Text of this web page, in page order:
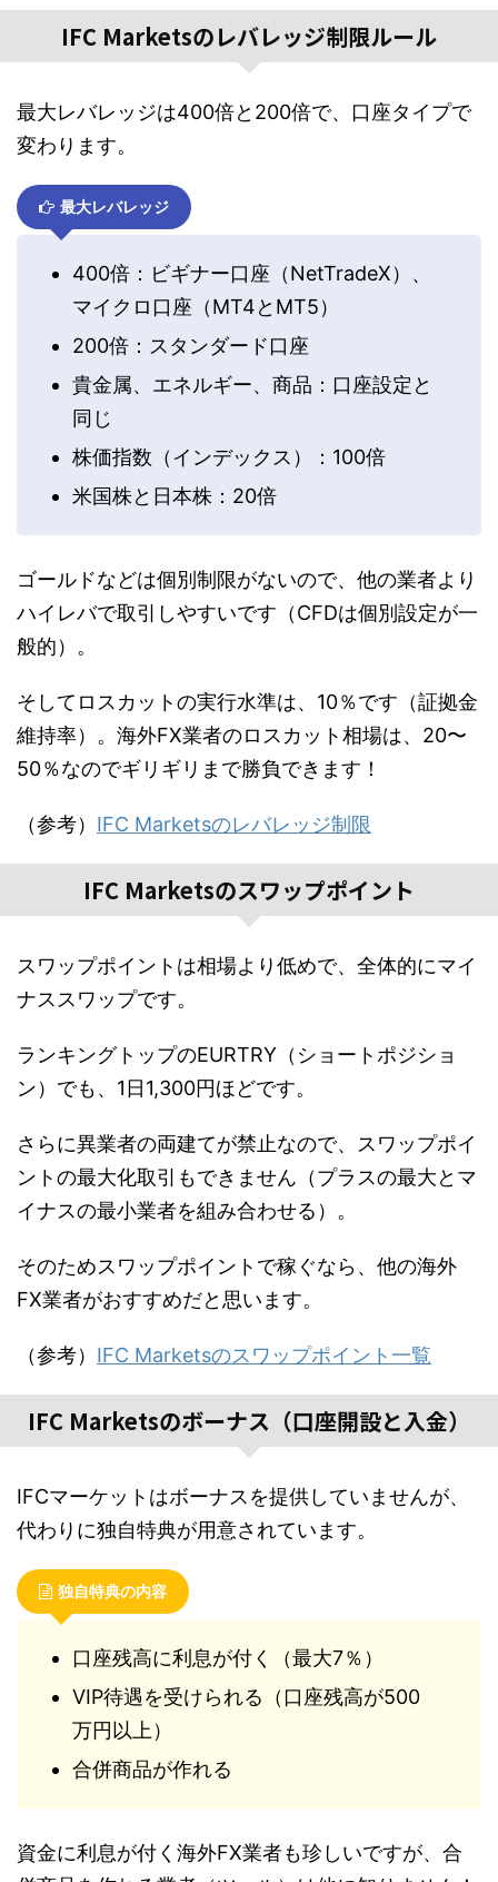
IFC Marketsのレバレッジ制限ルール
最大レバレッジは400倍と200倍で、口座タイプで
変わります。
最大レバレッジ
400倍：ビギナー口座（NetTradeX）、
マイクロ口座（MT4とMT5）
200倍：スタンダード口座
貴金属、エネルギー、商品：口座設定と
同じ
株価指数（インデックス）：100倍
米国株と日本株：20倍
ゴールドなどは個別制限がないので、他の業者より
ハイレバで取引しやすいです（CFDは個別設定が一
般的）。
そしてロスカットの実行水準は、10％です（証拠金
維持率）。海外FX業者のロスカット相場は、20〜
50％なのでギリギリまで勝負できます！
（参考） IFC Marketsのレバレッジ制限
IFC Marketsのスワップポイント
スワップポイントは相場より低めで、全体的にマイ
ナススワップです。
ランキングトップのEURTRY（ショートポジショ
ン）でも、1日1,300円ほどです。
さらに異業者の両建てが禁止なので、スワップポイ
ントの最大化取引もできません（プラスの最大とマ
イナスの最小業者を組み合わせる）。
そのためスワップポイントで稼ぐなら、他の海外
FX業者がおすすめだと思います。
（参考） IFC Marketsのスワップポイント一覧
IFC Marketsのボーナス（口座開設と入金）
IFCマーケットはボーナスを提供していませんが、
代わりに独自特典が用意されています。
独自特典の内容
口座残高に利息が付く（最大7％）
VIP待遇を受けられる（口座残高が500
万円以上）
合併商品が作れる
資金に利息が付く海外FX業者も珍しいですが、合